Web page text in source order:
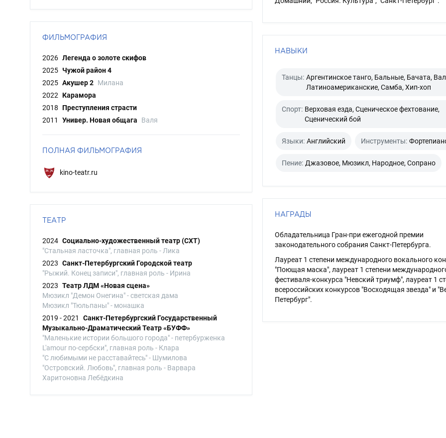
ФИЛЬМОГРАФИЯ
2026 Легенда о золоте скифов
2025 Чужой район 4
2025 Акушер 2 Милана
2022
Карамора
2018
Преступления страсти
2011
Универ. Новая общага Валя
ПОЛНАЯ ФИЛЬМОГРАФИЯ
kino-teatr.ru
ТЕАТР
2024 Социально-художественный театр (СХТ)
"Стальная ласточка", главная роль - Лика
2023 Санкт-Петербургский Городской театр
"Рыжий. Конец записи", главная роль - Ирина
2023 Театр ЛДМ «Новая сцена»
Мюзикл "Демон Онегина" - светская дама
Мюзикл "Тюльпаны" - монашка
2019 - 2021
Санкт-Петербургский Государственный
Музыкально-Драматический Театр «БУФФ»
"Маленькие истории большого города" - петербурженка
L'amour по-сербски", главная роль - Клара
"С любимыми не расставайтесь" - Шумилова
"Островский. Любовь", главная роль - Варвара
Харитоновна Лебёдкина
НАВЫКИ
Танцы: Аргентинское танго, Бальные, Бачата,
Латиноамериканские, Самба, Хип-хоп
Спорт: Верховая езда, Сценическое фехтование,
Сценический бой
Языки: Английский Инструменты:
Пение: Джазовое, Мюзикл, Народное, Сопрано
НАГРАДЫ
Обладательница Гран-при ежегодной премии
законодательного собрания Санкт-Петербурга.
Лауреат 1 степени международного вокального
"Поющая маска", лауреат 1 степени
фестиваля-конкурса "Невский триумф", лауреат 1
всероссийских конкурсов "Восходящая звезда" и
Петербург".